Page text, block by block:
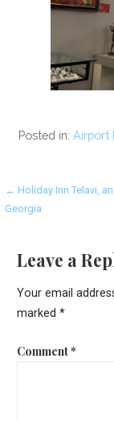
Posted in:Airport
Post
navigation
← Holiday Inn Telavi, an
Georgia
Leave a
Your email
marked *
Comment*